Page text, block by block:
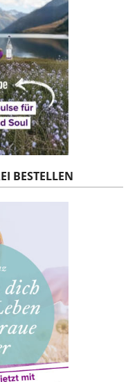
BESTELLEN